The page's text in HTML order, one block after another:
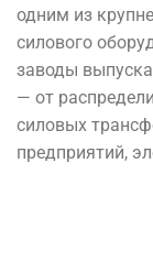
одним из
силового
заводы
— от
силовых
предприятий,